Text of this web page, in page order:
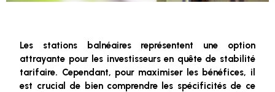
Les stations balnéaires représentent une option
attrayante pour les investisseurs en quête de stabilité
tarifaire. Cependant, pour maximiser les bénéfices, il
est crucial de bien comprendre les spécificités de ce